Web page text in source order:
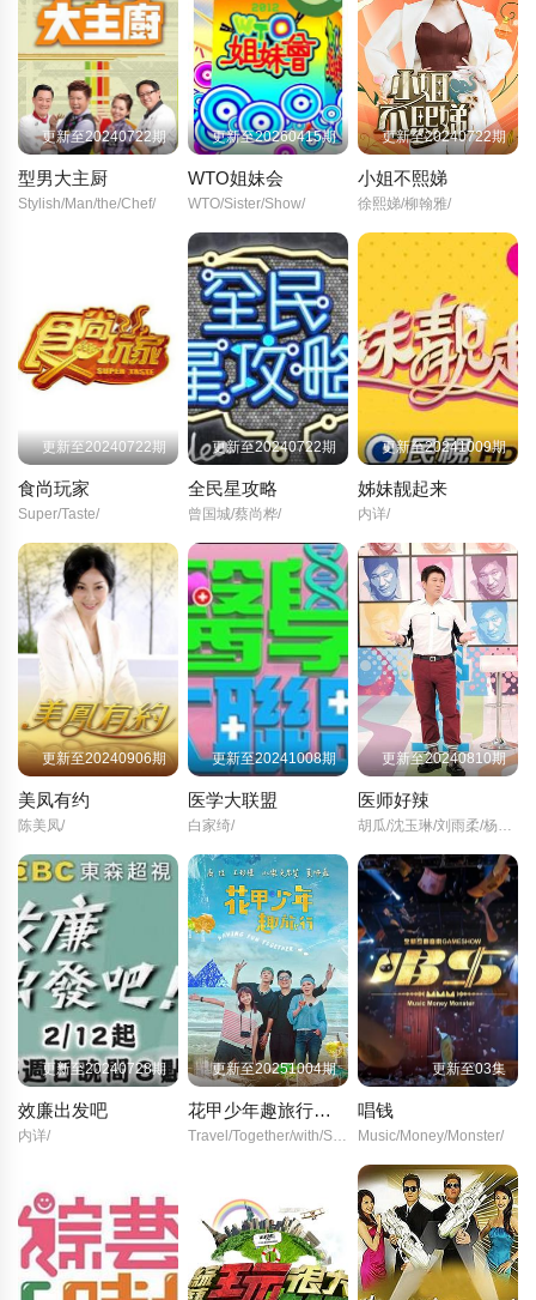
更新至20240722期
型男大主厨
Stylish/Man/the/Chef/
更新至20260415期
WTO姐妹会
WTO/Sister/Show/
更新至20240722期
小姐不熙娣
徐熙娣/柳翰雅/
更新至20240722期
食尚玩家
Super/Taste/
更新至20240722期
全民星攻略
曾国城/蔡尚桦/
更新至20241009期
姊妹靓起来
内详/
更新至20240906期
美凤有约
陈美凤/
更新至20241008期
医学大联盟
白家绮/
更新至20240810期
医师好辣
更新至20240728期
效廉出发吧
内详/
更新至20251004期
花甲少年趣旅行第二季
Travel/Together/with/Star/Family/
更新至03集
唱钱
Music/Money/Monster/